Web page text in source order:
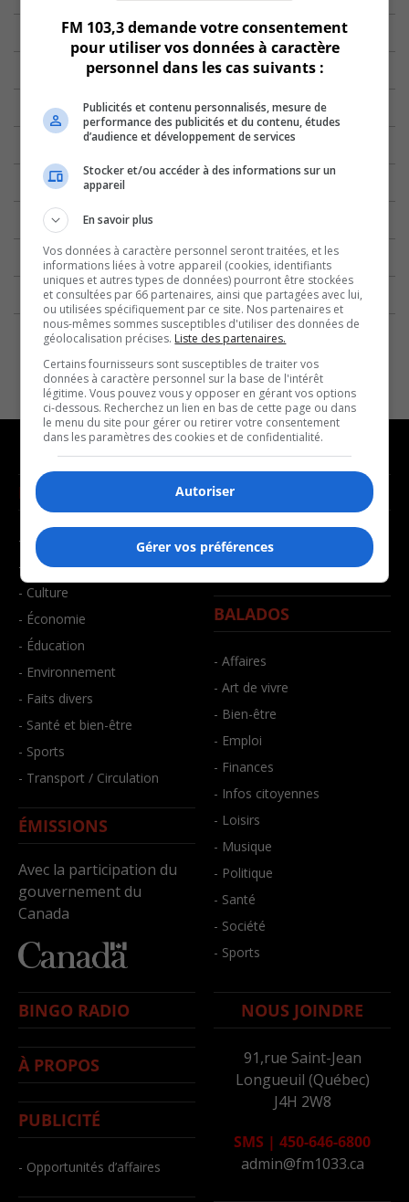
NOUVELLES
- Affaires municipales
- Communauté / Social
- Culture
- Économie
- Éducation
- Environnement
- Faits divers
- Santé et bien-être
- Sports
- Transport / Circulation
ÉMISSIONS
Avec la participation du
gouvernement du
Canada
MUSIQUE
- Décompte franco
- Joué récemment
BALADOS
- Affaires
- Art de vivre
- Bien-être
- Emploi
- Finances
- Infos citoyennes
- Loisirs
- Musique
- Politique
- Santé
- Société
- Sports
BINGO RADIO
À PROPOS
PUBLICITÉ
- Opportunités d’affaires
NOUS JOINDRE
91,rue Saint-Jean
Longueuil (Québec)
J4H 2W8
SMS | 450-646-6800
admin@fm1033.ca
FM 103,3 demande votre consentement
pour utiliser vos données à caractère
personnel dans les cas suivants :
Publicités et contenu personnalisés, mesure de
performance des publicités et du contenu, études
d’audience et développement de services
Stocker et/ou accéder à des informations sur un
appareil
En savoir plus
Vos données à caractère personnel seront traitées, et les
informations liées à votre appareil (cookies, identifiants
uniques et autres types de données) pourront être stockées
et consultées par 66 partenaires, ainsi que partagées avec lui,
ou utilisées spécifiquement par ce site. Nos partenaires et
nous-mêmes sommes susceptibles d'utiliser des données de
géolocalisation précises. Liste des partenaires.
Certains fournisseurs sont susceptibles de traiter vos
données à caractère personnel sur la base de l'intérêt
légitime. Vous pouvez vous y opposer en gérant vos options
ci-dessous. Recherchez un lien en bas de cette page ou dans
le menu du site pour gérer ou retirer votre consentement
dans les paramètres des cookies et de confidentialité.
Autoriser
Gérer vos préférences